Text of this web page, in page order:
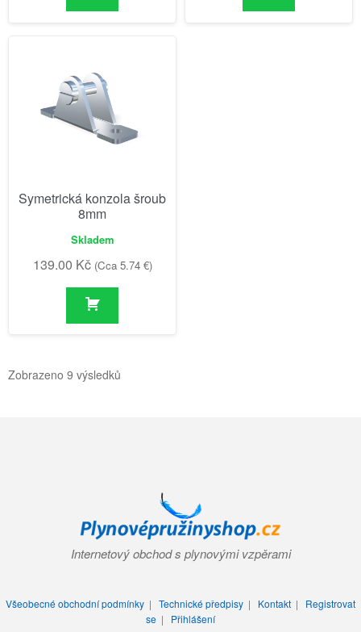
Symetrická konzola šroub
8mm
Skladem
139.00 Kč (Cca 5.74 €)
Zobrazeno 9 výsledků
Internetový obchod s plynovými vzpěrami
Všeobecné obchodní podmínky | Technické předpisy | Kontakt | Registrovat
se | Přihlášení